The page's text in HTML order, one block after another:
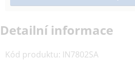
Detailní informace
Kód produktu: IN7802SA